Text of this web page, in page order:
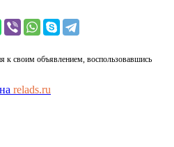
своим объявлением, воспользовавшись
relads.ru